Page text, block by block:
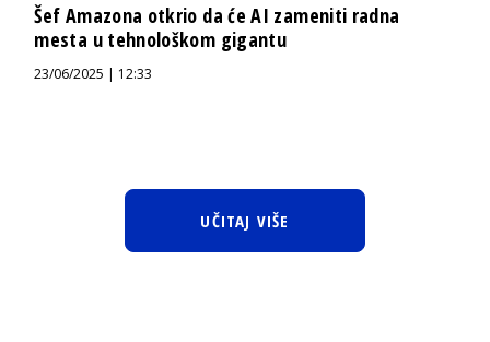
Šef Amazona otkrio da će AI zameniti radna
mesta u tehnološkom gigantu
23/06/2025 | 12:33
UČITAJ VIŠE